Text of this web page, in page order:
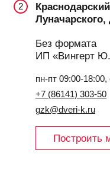
2
Луначарского,
Без формата
ИП «Вингерт
пн-пт 09:00-
+7 (86141) 303-50
gzk@dveri-k.ru
Построить